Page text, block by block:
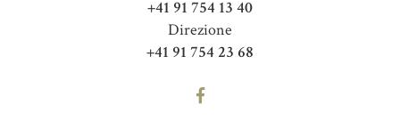
+41 91 754 13 40
Direzione
+41 91 754 23 68